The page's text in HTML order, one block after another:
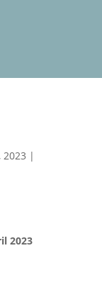
2023 |
2023